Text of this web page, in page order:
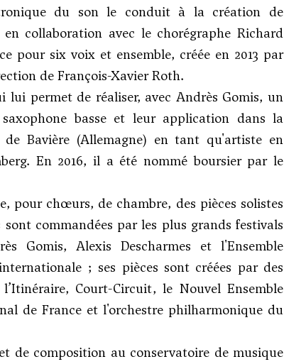
du son le conduit à la création de
collaboration avec le chorégraphe Richard
pour six voix et ensemble, créée en 2013 par
de François-Xavier Roth.
permet de réaliser, avec Andrès Gomis, un
basse et leur application dans la
Bavière (Allemagne) en tant qu'artiste en
En 2016, il a été nommé boursier par le
pour chœurs, de chambre, des pièces solistes
commandées par les plus grands festivals
Gomis, Alexis Descharmes et l'Ensemble
; ses pièces sont créées par des
Court-Circuit, le Nouvel Ensemble
de France et l'orchestre philharmonique du
de composition au conservatoire de musique